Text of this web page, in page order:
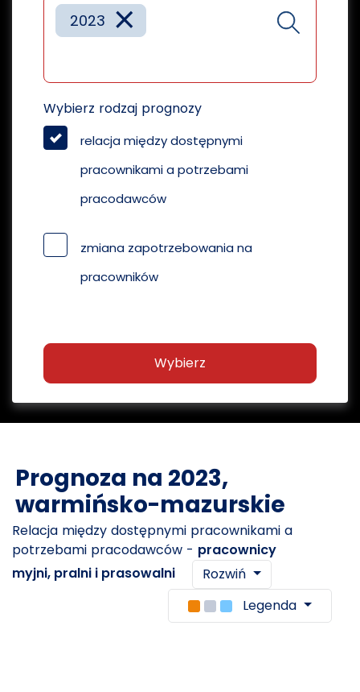
×
2023
Wybierz rodzaj prognozy
relacja między dostępnymi
pracownikami a potrzebami
pracodawców
zmiana zapotrzebowania na
pracowników
Wybierz
Prognoza na 2023,
warmińsko-mazurskie
Relacja między dostępnymi pracownikami a
potrzebami pracodawców - pracownicy
myjni, pralni i prasowalni
Rozwiń
Legenda